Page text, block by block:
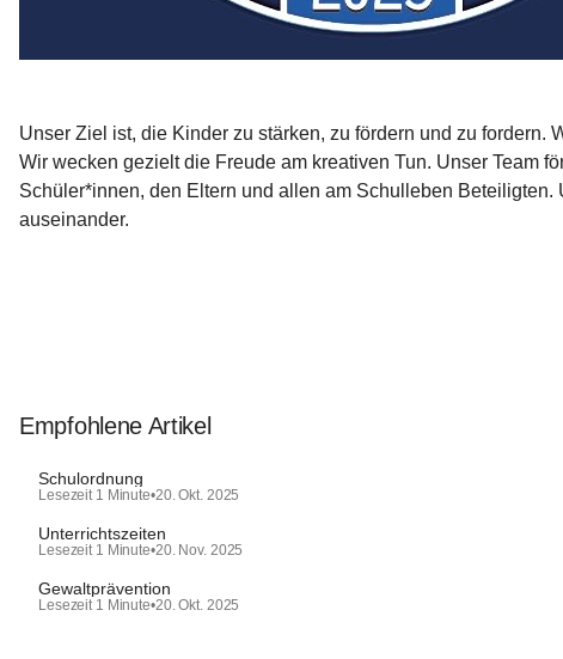
Unser Ziel ist, die Kinder zu stärken, zu fördern und zu
Wir wecken gezielt die Freude am kreativen Tun. Unser Team
Schüler*innen, den Eltern und allen am Schulleben
auseinander.
Empfohlene Artikel
Schulordnung
Lesezeit 1 Minute•20. Okt. 2025
Unterrichtszeiten
Lesezeit 1 Minute•20. Nov. 2025
Gewaltprävention
Lesezeit 1 Minute•20. Okt. 2025